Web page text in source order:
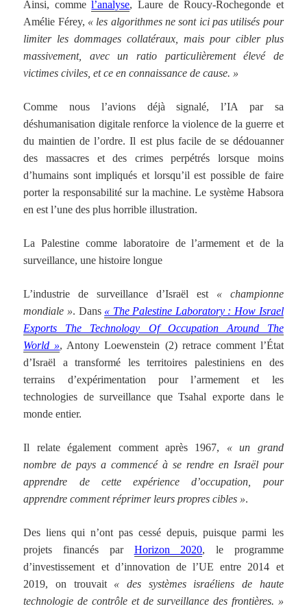
Ainsi, commel’analyse, Laure de Roucy-Rochegonde et
Amélie Férey, « les algorithmes ne sont ici pas utilisés pour
limiter les dommages collatéraux, mais pour cibler plus
massivement, avec un ratio particulièrement élevé de
victimes civiles, et ce en connaissance de cause. »
Comme nous l’avions déjà signalé, l’IA par sa
déshumanisation digitale renforce la violence de la guerre et
du maintien de l’ordre. Il est plus facile de se dédouanner
des massacres et des crimes perpétrés lorsque moins
d’humains sont impliqués et lorsqu’il est possible de faire
porter la responsabilité sur la machine. Le système Habsora
en est l’une des plus horrible illustration.
La Palestine comme laboratoire de l’armement et de la
surveillance, une histoire longue
L’industrie de surveillance d’Israël est « championne
mondiale ». Dans « The Palestine Laboratory : How Israel
Exports The Technology Of Occupation Around The
World », Antony Loewenstein (2) retrace comment l’État
d’Israël a transformé les territoires palestiniens en des
terrains d’expérimentation pour l’armement et les
technologies de surveillance que Tsahal exporte dans le
monde entier.
Il relate également comment après 1967, « un grand
nombre de pays a commencé à se rendre en Israël pour
apprendre de cette expérience d’occupation, pour
apprendre comment réprimer leurs propres cibles ».
Des liens qui n’ont pas cessé depuis, puisque parmi les
projets financés par Horizon 2020, le programme
d’investissement et d’innovation de l’UE entre 2014 et
2019, on trouvait « des systèmes israéliens de haute
technologie de contrôle et de surveillance des frontières. »